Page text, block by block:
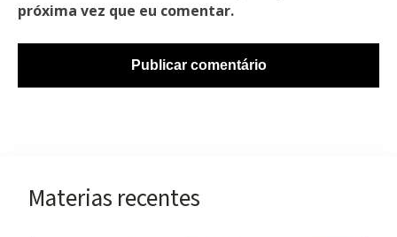
próxima vez que eu comentar.
Materias recentes